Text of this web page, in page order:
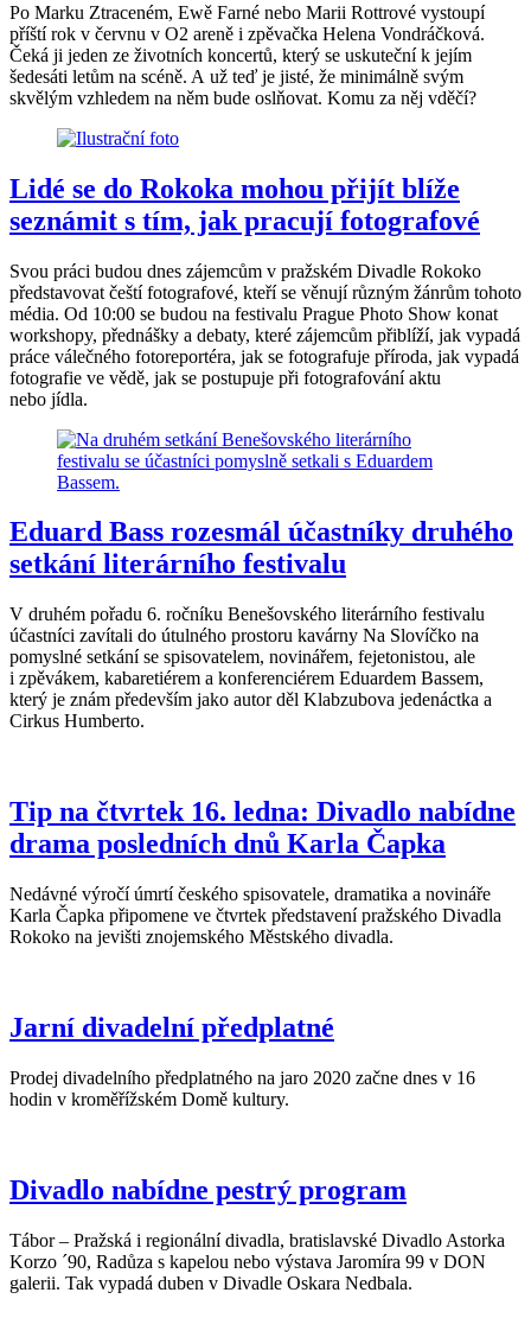
Po Marku Ztraceném, Ewě Farné nebo Marii Rottrové vystoupí
příští rok v červnu v O2 areně i zpěvačka Helena Vondráčková.
Čeká ji jeden ze životních koncertů, který se uskuteční k jejím
šedesáti letům na scéně. A už teď je jisté, že minimálně svým
skvělým vzhledem na něm bude oslňovat. Komu za něj vděčí?
Lidé se do Rokoka mohou přijít blíže
seznámit s tím, jak pracují fotografové
Svou práci budou dnes zájemcům v pražském Divadle Rokoko
představovat čeští fotografové, kteří se věnují různým žánrům tohoto
média. Od 10:00 se budou na festivalu Prague Photo Show konat
workshopy, přednášky a debaty, které zájemcům přiblíží, jak vypadá
práce válečného fotoreportéra, jak se fotografuje příroda, jak vypadá
fotografie ve vědě, jak se postupuje při fotografování aktu
nebo jídla.
Eduard Bass rozesmál účastníky druhého
setkání literárního festivalu
V druhém pořadu 6. ročníku Benešovského literárního festivalu
účastníci zavítali do útulného prostoru kavárny Na Slovíčko na
pomyslné setkání se spisovatelem, novinářem, fejetonistou, ale
i zpěvákem, kabaretiérem a konferenciérem Eduardem Bassem,
který je znám především jako autor děl Klabzubova jedenáctka a
Cirkus Humberto.
Tip na čtvrtek 16. ledna: Divadlo nabídne
drama posledních dnů Karla Čapka
Nedávné výročí úmrtí českého spisovatele, dramatika a novináře
Karla Čapka připomene ve čtvrtek představení pražského Divadla
Rokoko na jevišti znojemského Městského divadla.
Jarní divadelní předplatné
Prodej divadelního předplatného na jaro 2020 začne dnes v 16
hodin v kroměřížském Domě kultury.
Divadlo nabídne pestrý program
Tábor – Pražská i regionální divadla, bratislavské Divadlo Astorka
Korzo ´90, Radůza s kapelou nebo výstava Jaromíra 99 v DON
galerii. Tak vypadá duben v Divadle Oskara Nedbala.